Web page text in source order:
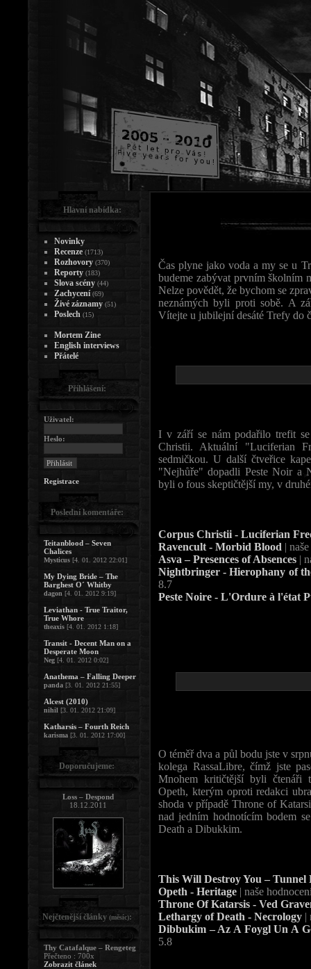
Čas plyne jako voda a my se u
budeme zabývat prvním školním
Nelze povědět, že bychom se
neznámých byli proti sobě. A
Vítejte u jubilejní desáté Trefy do
I v září se nám podařilo trefit
Christii. Aktuální "Luciferian
sedmičkou. U další čtveřice
"Nejhůře" dopadli Peste Noir a
byli o fous skeptičtější my, v
Corpus Christii - Luciferian
Ravencult - Morbid Blood |
Asva – Presences of Absences |
Nightbringer - Hierophany of
8.7
Peste Noire - L'Ordure à l'état
O téměř dva a půl bodu jste v
kolega RassaLibre, čímž jste
Mnohem kritičtější byli čtenáři
Opeth, kterým oproti redakci
shoda v případě Throne of
nad jedním hodnotícím bodem
Death a Dibukkim.
This Will Destroy You – Tunnel
Opeth - Heritage | naše
Throne Of Katarsis - Ved
Lethargy of Death - Necrology |
Dibbukim – Az A Foygl Un A
5.8
Hlavní nabídka:
Novinky
Recenze (1713)
Rozhovory (370)
Reporty (183)
Slova scény (44)
Zachycení (69)
Živé záznamy (51)
Poslech (15)
Mortem Zine
English interviews
Přátelé
Přihlášení:
Uživatel:
Heslo:
Registrace
Poslední komentáře:
Teitanblood – Seven
Chalices
Mysticus [4. 01. 2012 22:01]
My Dying Bride – The
Barghest O´ Whitby
dagon [4. 01. 2012 9:19]
Leviathan - True Traitor,
True Whore
theaxis [4. 01. 2012 1:18]
Transit - Decent Man on a
Desperate Moon
Neg [4. 01. 2012 0:02]
Anathema – Falling Deeper
panda [3. 01. 2012 21:55]
Alcest (2010)
nihil [3. 01. 2012 21:09]
Katharsis – Fourth Reich
karisma [3. 01. 2012 17:00]
Doporučujeme:
Loss – Despond
18.12.2011
Nejčtenější články (měsíc):
Thy Catafalque – Rengeteg
Přečteno : 700x
Zobrazit článek